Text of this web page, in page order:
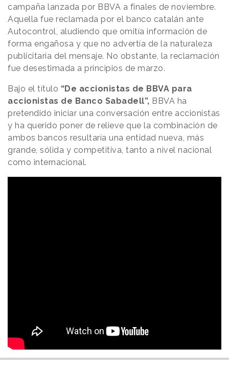
campaña lanzada por BBVA a finales de noviembre.
Aquella fue reclamada por el banco catalán ante
Autocontrol, aludiendo que omitía información de
forma engañosa y que no advertía de la naturaleza
publicitaria del mensaje. No obstante, la reclamación
fue desestimada a principios de marzo.
Bajo el título “De accionistas de BBVA para
accionistas de Banco Sabadell”, BBVA ha
pretendido iniciar una conversación entre accionistas
y ha querido poner de relieve que la combinación de
ambos bancos resultaría una entidad nueva, más
grande, sólida y competitiva, tanto a nivel nacional
como internacional.